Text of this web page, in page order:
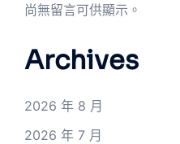
尚無留言可供顯示。
Archives
2026 年 8 月
2026 年 7 月